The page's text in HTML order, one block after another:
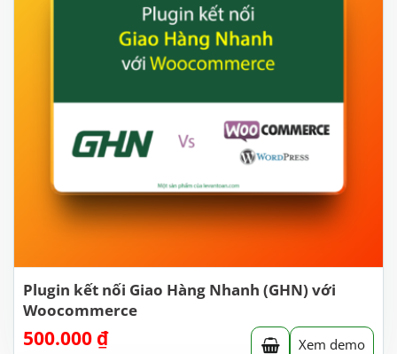
Plugin kết nối Giao Hàng Nhanh (GHN) với
Woocommerce
500.000 ₫ Xem demo